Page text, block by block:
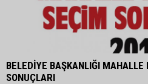
BELEDİYE BAŞKANLIĞI
SONUÇLARI